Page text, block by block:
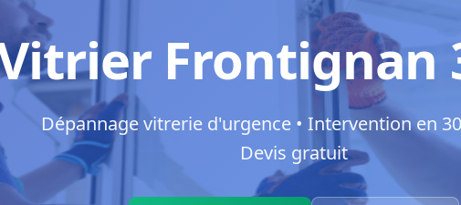
Frontignan
Dépannage vitrerie d'urgence • Intervention en
Devis gratuit